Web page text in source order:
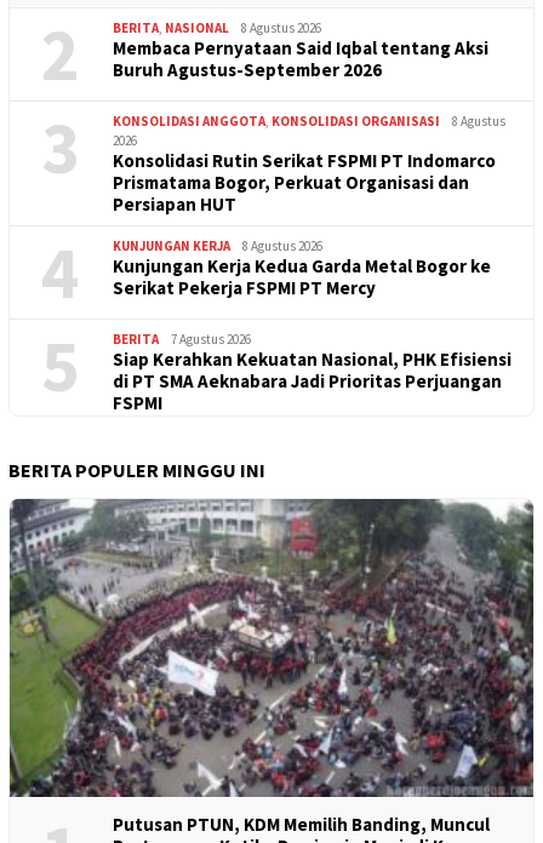
2 BERITA, NASIONAL 8 Agustus 2026
Membaca Pernyataan Said Iqbal tentang Aksi
Buruh Agustus-September 2026
3 KONSOLIDASI ANGGOTA, KONSOLIDASI ORGANISASI
8 Agustus
2026
Konsolidasi Rutin Serikat FSPMI PT Indomarco
Prismatama Bogor, Perkuat Organisasi dan
Persiapan HUT
4 KUNJUNGAN KERJA 8 Agustus 2026
Kunjungan Kerja Kedua Garda Metal Bogor ke
Serikat Pekerja FSPMI PT Mercy
5 BERITA 7 Agustus 2026
Siap Kerahkan Kekuatan Nasional, PHK Efisiensi
di PT SMA Aeknabara Jadi Prioritas Perjuangan
FSPMI
BERITA POPULER MINGGU INI
Putusan PTUN, KDM Memilih Banding, Muncul